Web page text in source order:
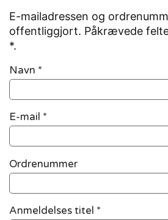
E-mailadressen og
offentliggjort. Påkrævede
*.
Navn *
E-mail *
Ordrenummer
Anmeldelses titel *